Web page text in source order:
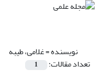
نویسنده =غلامی، طیبه
تعداد مقالات: 1